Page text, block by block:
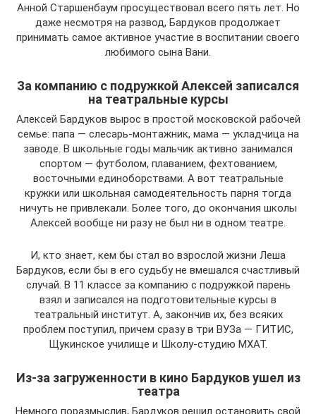
Анной Старшенбаум просуществовал всего пять лет. Но
даже несмотря на развод, Бардуков продолжает
принимать самое активное участие в воспитании своего
любимого сына Вани.
За компанию с подружкой Алексей записался
на театральные курсы
Алексей Бардуков вырос в простой московской рабочей
семье: папа — слесарь-монтажник, мама — укладчица на
заводе. В школьные годы мальчик активно занимался
спортом — футболом, плаванием, фехтованием,
восточными единоборствами. А вот театральные
кружки или школьная самодеятельность парня тогда
ничуть не привлекали. Более того, до окончания школы
Алексей вообще ни разу не был ни в одном театре.
И, кто знает, кем бы стал во взрослой жизни Леша
Бардуков, если бы в его судьбу не вмешался счастливый
случай. В 11 классе за компанию с подружкой парень
взял и записался на подготовительные курсы в
театральный институт. А, закончив их, без всяких
проблем поступил, причем сразу в три ВУЗа — ГИТИС,
Щукинское училище и Школу-студию МХАТ.
Из-за загруженности в кино Бардуков ушел из
театра
Немного поразмыслив, Бардуков решил остановить свой